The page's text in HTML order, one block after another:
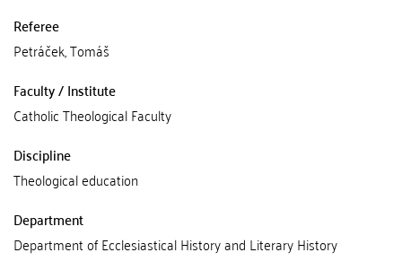
Referee
Petráček, Tomáš
Faculty / Institute
Catholic Theological Faculty
Discipline
Theological education
Department
Department of Ecclesiastical History and Literary History